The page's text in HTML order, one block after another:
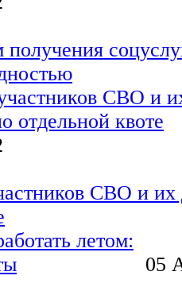
СВО и их
05